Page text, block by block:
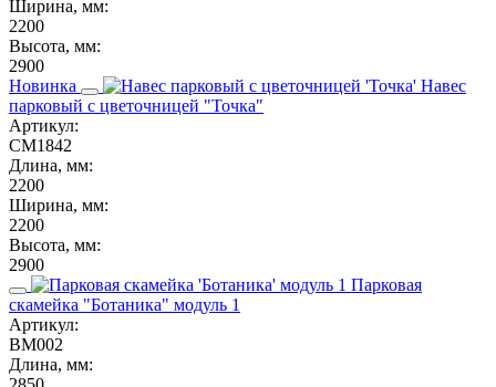
Ширина, мм:
2200
Высота, мм:
2900
Новинка
Навес
парковый с цветочницей "Точка"
Артикул:
СМ1842
Длина, мм:
2200
Ширина, мм:
2200
Высота, мм:
2900
Парковая
скамейка "Ботаника" модуль 1
Артикул:
ВМ002
Длина, мм: